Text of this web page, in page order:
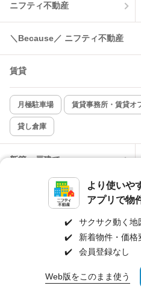
より使いや
アプリで物
✔️
サクサク動く地
✔️
新着物件・価格
✔️
会員登録なし
Web版をこのまま使う
市区町村を変更
ニフティ不動産
＼Because／ ニフティ不動産
賃貸
月極駐車場 賃貸事務所・賃貸オ
貸し倉庫
新築一戸建て
中古一戸建て